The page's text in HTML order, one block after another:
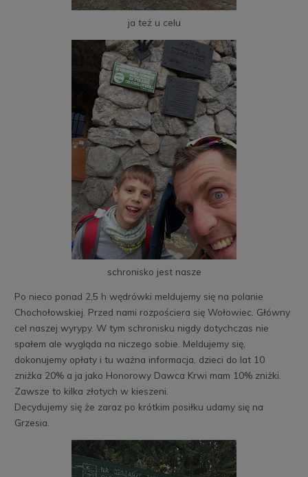
ja też u celu
schronisko jest nasze
Po nieco ponad 2,5 h wędrówki meldujemy się na polanie
Chochołowskiej. Przed nami rozpościera się Wołowiec. Główny
cel naszej wyrypy. W tym schronisku nigdy dotychczas nie
spałem ale wygląda na niczego sobie. Meldujemy się,
dokonujemy opłaty i tu ważna informacja, dzieci do lat 10
zniżka 20% a ja jako Honorowy Dawca Krwi mam 10% zniżki.
Zawsze to kilka złotych w kieszeni.
Decydujemy się że zaraz po krótkim posiłku udamy się na
Grzesia.